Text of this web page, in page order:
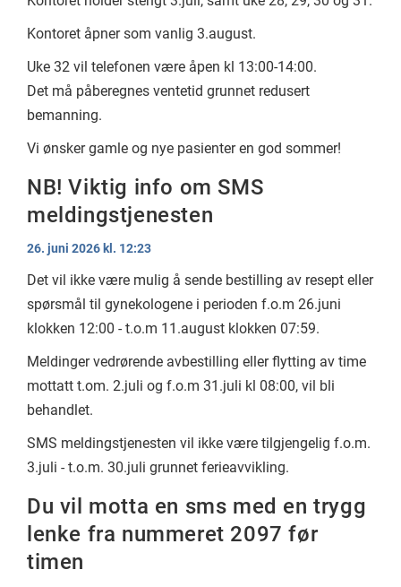
Kontoret åpner som vanlig 3.august.
Uke 32 vil telefonen være åpen kl 13:00-14:00.
Det må påberegnes ventetid grunnet redusert
bemanning.
Vi ønsker gamle og nye pasienter en god sommer!
NB! Viktig info om SMS
meldingstjenesten
26. juni 2026 kl. 12:23
Det vil ikke være mulig å sende bestilling av resept eller
spørsmål til gynekologene i perioden f.o.m 26.juni
klokken 12:00 - t.o.m 11.august klokken 07:59.
Meldinger vedrørende avbestilling eller flytting av time
mottatt t.om. 2.juli og f.o.m 31.juli kl 08:00, vil bli
behandlet.
SMS meldingstjenesten vil ikke være tilgjengelig f.o.m.
3.juli - t.o.m. 30.juli grunnet ferieavvikling.
Du vil motta en sms med en trygg
lenke fra nummeret 2097 før
timen